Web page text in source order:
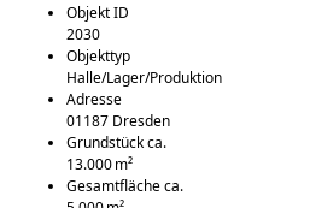
Objekt ID
2030
Objekttyp
Halle/Lager/Produktion
Adresse
01187 Dresden
Grund­stück ca.
13.000 m²
Gesamtfläche ca.